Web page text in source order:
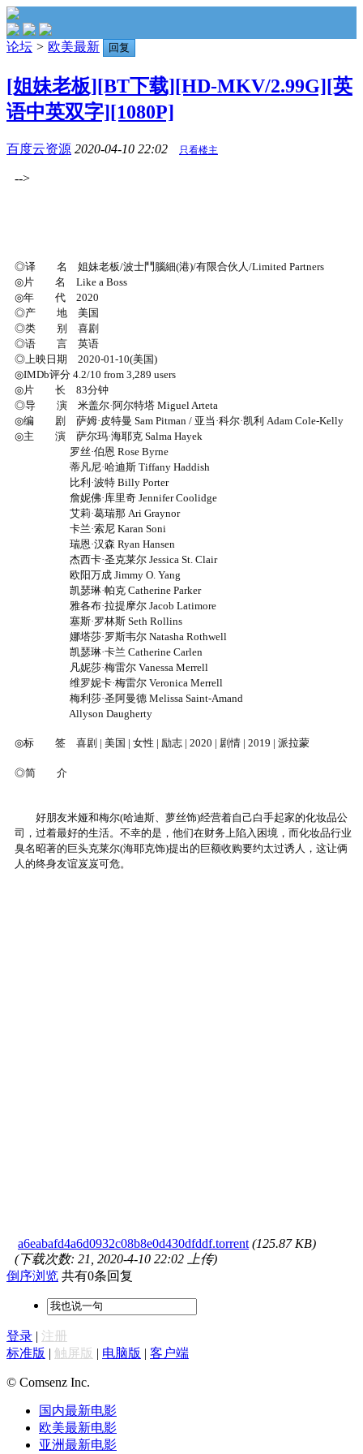
论坛 > 欧美最新 回复
[姐妹老板][BT下载][HD-MKV/2.99G][英
语中英双字][1080P]
百度云资源 2020-04-10 22:02 只看楼主
-->
◎译 名 姐妹老板/波士鬥腦細(港)/有限合伙人/Limited Partners
◎片 名 Like a Boss
◎年 代 2020
◎产 地 美国
◎类 别 喜剧
◎语 言 英语
◎上映日期 2020-01-10(美国)
◎IMDb评分 4.2/10 from 3,289 users
◎片 长 83分钟
◎导 演 米盖尔·阿尔特塔 Miguel Arteta
◎编 剧 萨姆·皮特曼 Sam Pitman / 亚当·科尔·凯利 Adam Cole-Kelly
◎主 演 萨尔玛·海耶克 Salma Hayek
罗丝·伯恩 Rose Byrne
蒂凡尼·哈迪斯 Tiffany Haddish
比利·波特 Billy Porter
詹妮佛·库里奇 Jennifer Coolidge
艾莉·葛瑞那 Ari Graynor
卡兰·索尼 Karan Soni
瑞恩·汉森 Ryan Hansen
杰西卡·圣克莱尔 Jessica St. Clair
欧阳万成 Jimmy O. Yang
凯瑟琳·帕克 Catherine Parker
雅各布·拉提摩尔 Jacob Latimore
塞斯·罗林斯 Seth Rollins
娜塔莎·罗斯韦尔 Natasha Rothwell
凯瑟琳·卡兰 Catherine Carlen
凡妮莎·梅雷尔 Vanessa Merrell
维罗妮卡·梅雷尔 Veronica Merrell
梅利莎·圣阿曼德 Melissa Saint-Amand
Allyson Daugherty
◎标 签 喜剧 | 美国 | 女性 | 励志 | 2020 | 剧情 | 2019 | 派拉蒙
◎简 介
好朋友米娅和梅尔(哈迪斯、萝丝饰)经营着自己白手起家的化妆品公
司，过着最好的生活。不幸的是，他们在财务上陷入困境，而化妆品行业
臭名昭著的巨头克莱尔(海耶克饰)提出的巨额收购要约太过诱人，这让俩
人的终身友谊岌岌可危。
a6eabafd4a6d0932c08b8e0d430dfddf.torrent (125.87 KB)
(下载次数: 21, 2020-4-10 22:02 上传)
倒序浏览 共有0条回复
登录 | 注册
标准版 | 触屏版 | 电脑版 | 客户端
© Comsenz Inc.
国内最新电影
欧美最新电影
亚洲最新电影